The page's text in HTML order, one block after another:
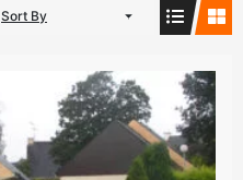
Sort By